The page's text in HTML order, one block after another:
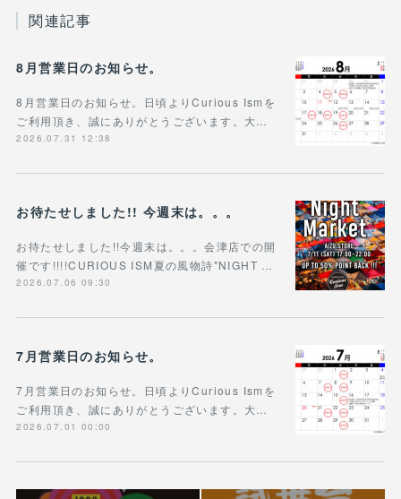
関連記事
8月営業日のお知らせ。
8月営業日のお知らせ。日頃よりCurious Ismを
ご利用頂き、誠にありがとうございます。大…
2026.07.31 12:38
お待たせしました!! 今週末は。。。
お待たせしました!!今週末は。。。会津店での開
催です!!!!CURIOUS ISM夏の風物詩"NIGHT …
2026.07.06 09:30
7月営業日のお知らせ。
7月営業日のお知らせ。日頃よりCurious Ismを
ご利用頂き、誠にありがとうございます。大…
2026.07.01 00:00